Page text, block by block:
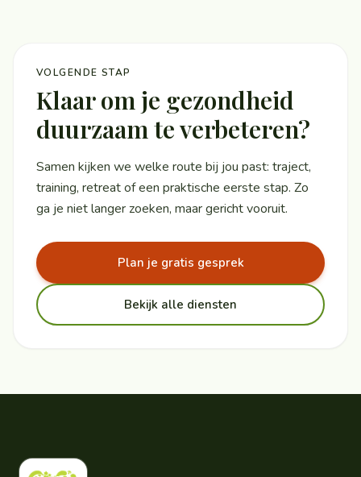
VOLGENDE STAP
Klaar om je gezondheid
duurzaam te verbeteren?
Samen kijken we welke route bij jou past: traject,
training, retreat of een praktische eerste stap. Zo
ga je niet langer zoeken, maar gericht vooruit.
Plan je gratis gesprek
Bekijk alle diensten